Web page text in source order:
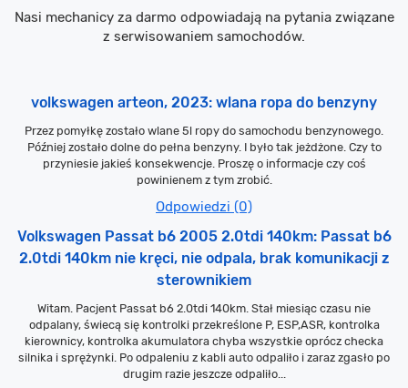
Nasi mechanicy za darmo odpowiadają na pytania związane
z serwisowaniem samochodów.
volkswagen arteon, 2023: wlana ropa do benzyny
Przez pomyłkę zostało wlane 5l ropy do samochodu benzynowego.
Później zostało dolne do pełna benzyny. I było tak jeżdżone. Czy to
przyniesie jakieś konsekwencje. Proszę o informacje czy coś
powinienem z tym zrobić.
Odpowiedzi (0)
Volkswagen Passat b6 2005 2.0tdi 140km: Passat b6
2.0tdi 140km nie kręci, nie odpala, brak komunikacji z
sterownikiem
Witam. Pacjent Passat b6 2.0tdi 140km. Stał miesiąc czasu nie
odpalany, świecą się kontrolki przekreślone P, ESP,ASR, kontrolka
kierownicy, kontrolka akumulatora chyba wszystkie oprócz checka
silnika i sprężynki. Po odpaleniu z kabli auto odpaliło i zaraz zgasło po
drugim razie jeszcze odpaliło...